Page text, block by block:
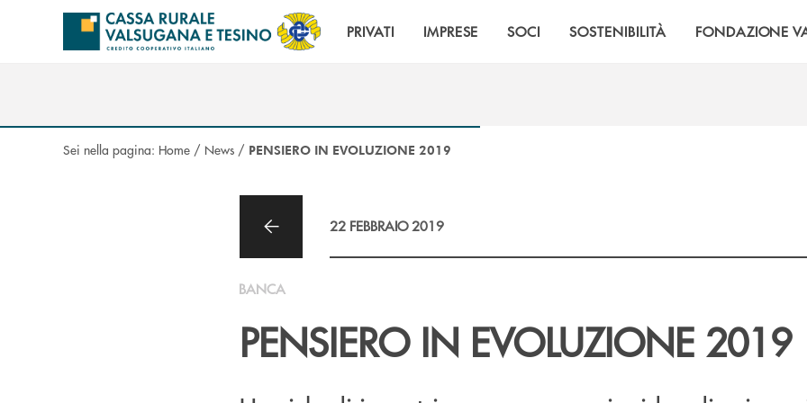
Salta al contenuto principale
PRIVATI IMPRESE SOCI SOSTENIBILITÀ FONDAZIONE
Sei nella pagina: Home / News / PENSIERO IN EVOLUZIONE 2019
22 FEBBRAIO 2019
BANCA
PENSIERO IN EVOLUZIONE 2019